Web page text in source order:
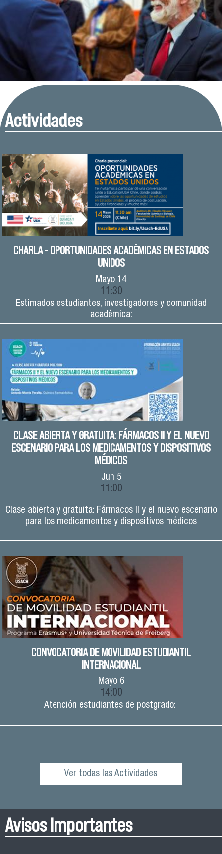
Actividades
CHARLA - OPORTUNIDADES ACADÉMICAS EN ESTADOS
UNIDOS
Mayo 14
11:30
Estimados estudiantes, investigadores y comunidad
académica:
CLASE ABIERTA Y GRATUITA: FÁRMACOS II Y EL NUEVO
ESCENARIO PARA LOS MEDICAMENTOS Y DISPOSITIVOS
MÉDICOS
Jun 5
11:00
Clase abierta y gratuita: Fármacos II y el nuevo escenario
para los medicamentos y dispositivos médicos
CONVOCATORIA DE MOVILIDAD ESTUDIANTIL
INTERNACIONAL
Mayo6
14:00
Atención estudiantes de postgrado:
Ver todas las Actividades
Avisos Importantes